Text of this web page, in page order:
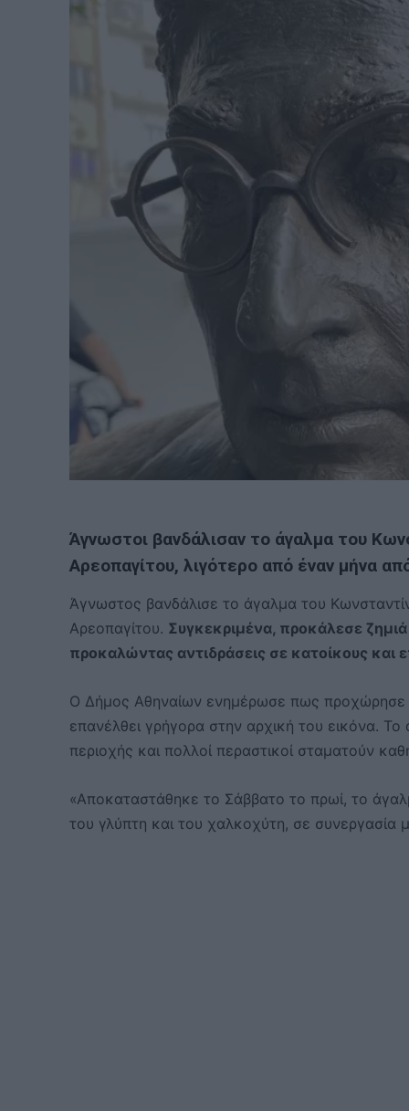
Άγνωστοι βανδάλισαν το άγαλμα του
Αρεοπαγίτου, λιγότερο από έναν μήνα
Άγνωστος βανδάλισε το άγαλμα του
Αρεοπαγίτου. Συγκεκριμένα, προκάλεσε
προκαλώντας αντιδράσεις σε κατοίκους και
Ο Δήμος Αθηναίων ενημέρωσε πως προχώρησε
επανέλθει γρήγορα στην αρχική του εικόνα.
περιοχής και πολλοί περαστικοί σταματούν
«Αποκαταστάθηκε το Σάββατο το πρωί, το
του γλύπτη και του χαλκοχύτη, σε συνεργασία